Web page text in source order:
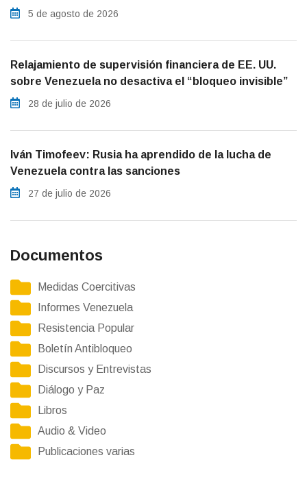
5 de agosto de 2026
Relajamiento de supervisión financiera de EE. UU.
sobre Venezuela no desactiva el “bloqueo invisible”
28 de julio de 2026
Iván Timofeev: Rusia ha aprendido de la lucha de
Venezuela contra las sanciones
27 de julio de 2026
Documentos
Medidas Coercitivas
Informes Venezuela
Resistencia Popular
Boletín Antibloqueo
Discursos y Entrevistas
Diálogo y Paz
Libros
Audio & Video
Publicaciones varias